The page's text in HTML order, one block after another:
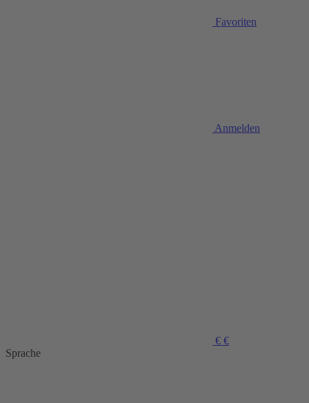
Favoriten
Anmelden
€ €
Sprache